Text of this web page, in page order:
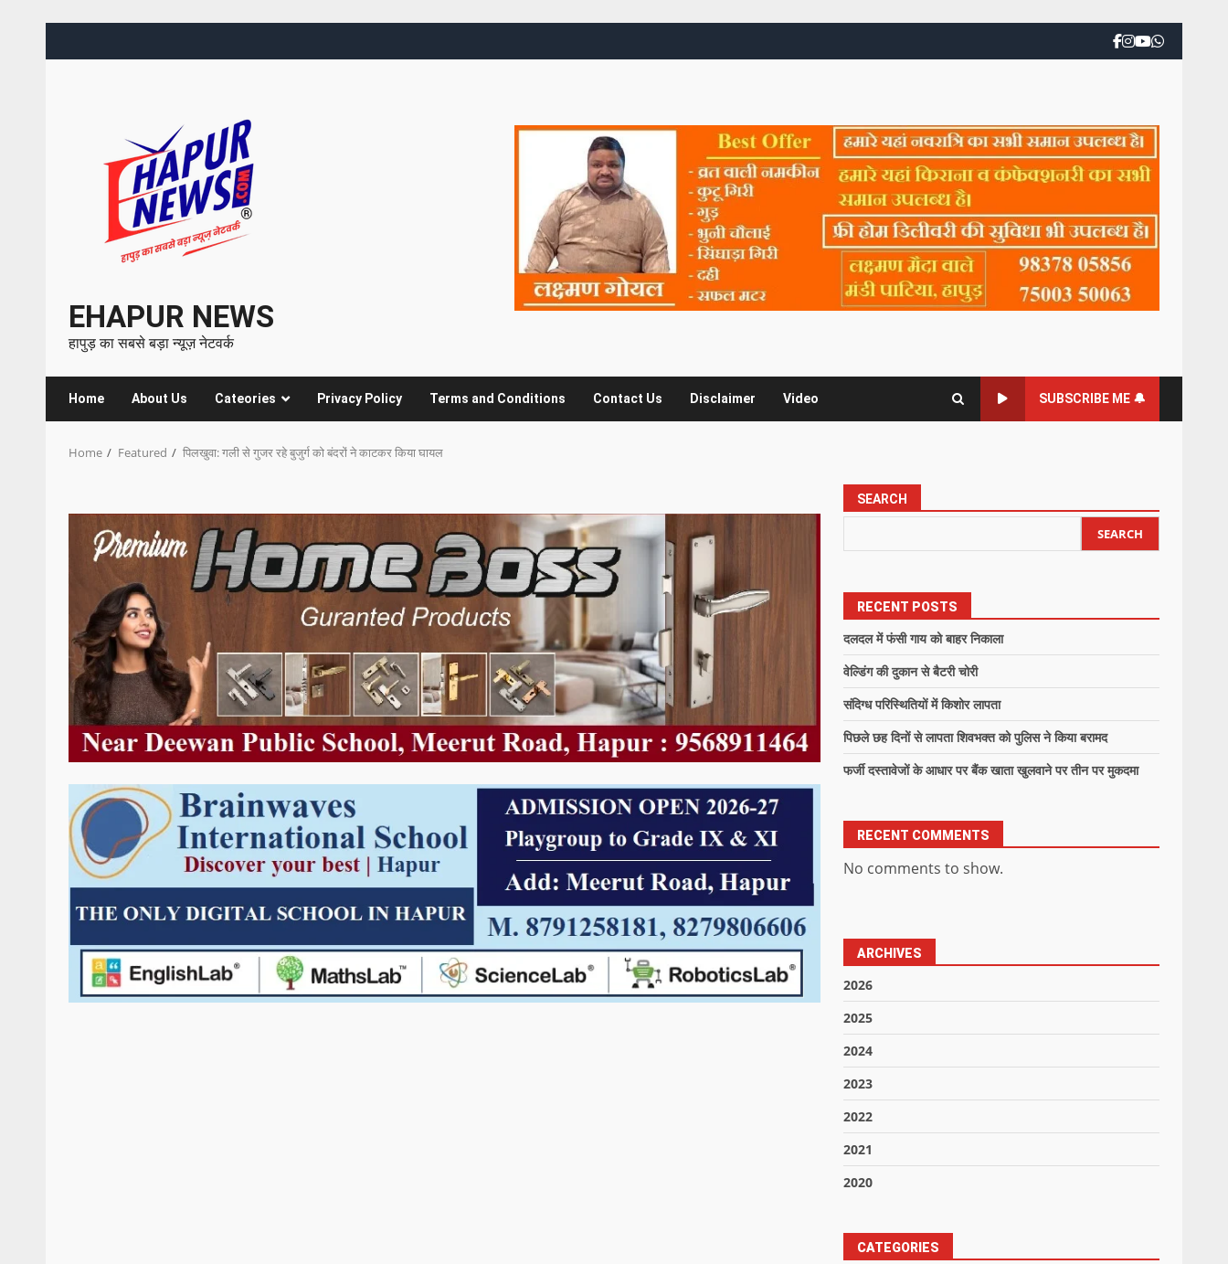
EHAPUR NEWS
हापुड़ का सबसे बड़ा न्यूज़ नेटवर्क
Home About Us Cateories Privacy Policy Terms and Conditions Contact Us Disclaimer Video SUBSCRIBE ME 🔔
Home Featured पिलखुवा: गली से गुजर रहे बुजुर्ग को बंदरों ने काटकर किया घायल
SEARCH
SEARCH
RECENT POSTS
दलदल में फंसी गाय को बाहर निकाला
वेल्डिंग की दुकान से बैटरी चोरी
संदिग्ध परिस्थितियों में किशोर लापता
पिछले छह दिनों से लापता शिवभक्त को पुलिस ने किया बरामद
फर्जी दस्तावेजों के आधार पर बैंक खाता खुलवाने पर तीन पर मुकदमा
RECENT COMMENTS
No comments to show.
ARCHIVES
2026
2025
2024
2023
2022
2021
2020
CATEGORIES